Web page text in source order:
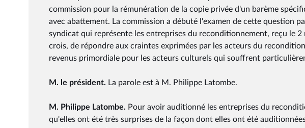
commission pour la rémunération de la copie privée d'un barème
avec abattement. La commission a débuté l'examen de cette question
syndicat qui représente les entreprises du reconditionnement, reçu le 2
crois, de répondre aux craintes exprimées par les acteurs du
revenus primordiale pour les acteurs culturels qui souffrent
M. le président. La parole est à M. Philippe Latombe.
M. Philippe Latombe. Pour avoir auditionné les entreprises du
qu'elles ont été très surprises de la façon dont elles ont été